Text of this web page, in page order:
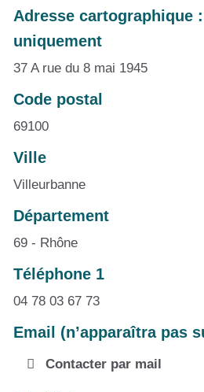
Adresse cartographique
uniquement
37 A rue du 8 mai 1945
Code postal
69100
Ville
Villeurbanne
Département
69 - Rhône
Téléphone 1
04 78 03 67 73
Email (n’apparaîtra pas
Contacter par mail